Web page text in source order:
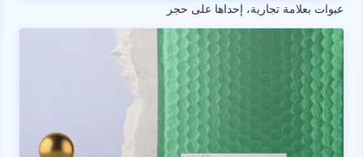
عبوات بعلامة تجارية، إحداها على حجر